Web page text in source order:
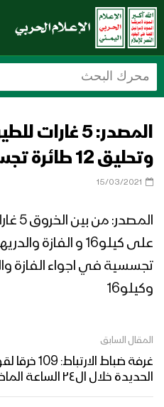
المصدر: 5
وتحليق 12 طائرة تجسسية
15/03/2021
تجسسية في اجواء الفازة
وكيلو16
المقال السابق
غرفة ضباط
الحديدة خلال ال٢٤ الساعة الماضية